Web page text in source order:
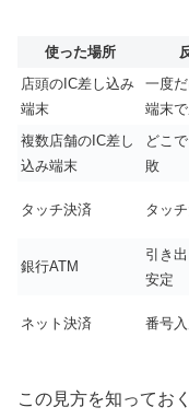
使った場所
店頭のIC差し込み
端末
一度
端末
複数店舗のIC差し
込み端末
どこ
敗
タッチ決済 タッ
銀行ATM
引き
安定
ネット決済 番号
この見方を知ってお